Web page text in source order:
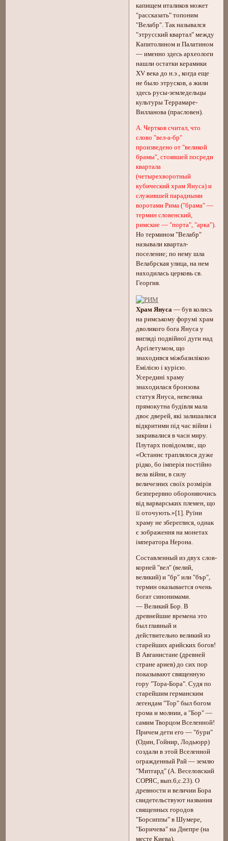
капищем италиков может
"рассказать" топоним
"Велабр". Так назывался
"этрусский квартал" между
Капитолином и Палатином
— именно здесь археологи
нашли остатки керамики
ХV века до н.э., когда еще
не было этрусков, а жили
здесь русы-земледельцы
культуры Террамаре-
Вилланова (прасловен).
А. Чертков считал, что
слово "вел-а-бр"
произведено от "великой
брамы", стоявшей посреди
квартала
(четырехворотный
кубический храм Януса) и
служившей парадными
воротами Рима ("брама" —
термин словенский,
римские — "порта", "арка").
Но термином "Велабр"
называли квартал-
поселение; по нему шла
Велабрская улица, на нем
находилась церковь св.
Георгия.
Храм Януса— був колись
на римському форумі храм
дволикого бога Януса у
вигляді подвійної дуги над
Арґілетумом, що
знаходився міжбазилікою
Емілією і курією.
Усередині храму
знаходилася бронзова
статуя Януса, невелика
прямокутна будівля мала
двоє дверей, які залишалися
відкритими під час війни і
закривалися в часи миру.
Плутарх повідомляє, що
«Останнє траплялося дуже
рідко, бо імперія постійно
вела війни, в силу
величезних своїх розмірів
безперервно обороняючись
від варварських племен, що
її оточують.»[1]. Руїни
храму не збереглися, однак
є зображення на монетах
імператора Нерона.
Составленный из двух слов-
корней "вел" (велий,
великий) и "бр" или "бър",
термин оказывается очень
богат синонимами.
— Великий Бор. В
древнейшие времена это
был главный и
действительно великий из
старейших арийских богов!
В Авганистане (древней
стране ариев) до сих пор
показывают священную
гору "Тора-Бора". Судя по
старейшим германским
легендам "Тор" был богом
грома и молнии, а "Бор" —
самим Творцом Вселенной!
Причем дети его — "бури"
(Один, Гойнир, Лодьюрр)
создали в этой Вселенной
огражденный Рай — землю
"Митгард" (А. Веселовский
СОРЯС, вып.6,с.23). О
древности и величии Бора
свидетельствуют названия
священных городов
"Борсиппы" в Шумере,
"Боричева" на Днепре (на
месте Киева),